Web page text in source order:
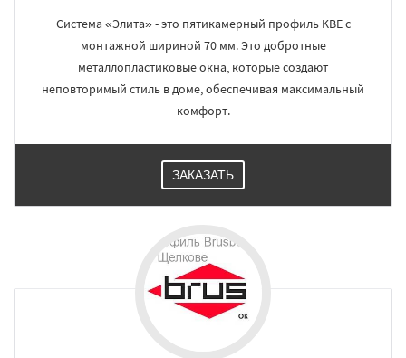
Система «Элита» - это пятикамерный профиль KBE с
монтажной шириной 70 мм. Это добротные
металлопластиковые окна, которые создают
неповторимый стиль в доме, обеспечивая максимальный
комфорт.
ЗАКАЗАТЬ